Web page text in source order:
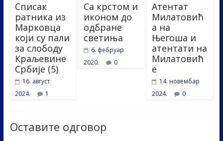
Списак
ратника из
Марковца
који су пали
за слободу
Краљевине
Србије (5)
16. август
2024.
1
Са крстом и
иконом до
одбране
светиња
6. фебруар
2020.
0
Атентат
Милатовић
а на
Његоша и
атентати на
Милатовић
е
14. новембар
2024.
0
Оставите одговор